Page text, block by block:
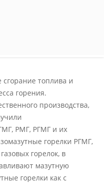
топлива и
горения.
производства,
РМГ, РГМГ и их
горелки РГМГ,
горелок, в
мазутную
горелки как с